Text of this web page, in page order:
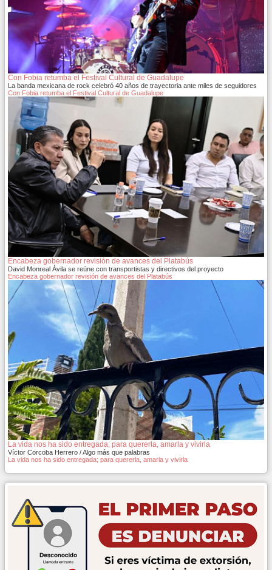
Con Fobia retumba el Festival Cultural de Guadalupe
La banda mexicana de rock celebró 40 años de trayectoria ante miles de seguidores
Con Fobia retumba el Festival Cultural de Guadalupe
Encabeza gobernador revisión de avances del Platabús
David Monreal Ávila se reúne con transportistas y directivos del proyecto
Encabeza gobernador revisión de avances del Platabús
La vida nos ha sido entregada; para quererla, amarla y vivirla
Víctor Corcoba Herrero / Algo más que palabras
La vida nos ha sido entregada; para quererla, amarla y vivirla